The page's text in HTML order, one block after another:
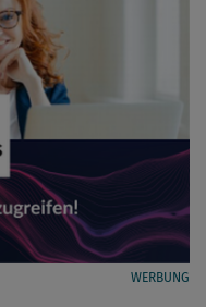
WERBUNG